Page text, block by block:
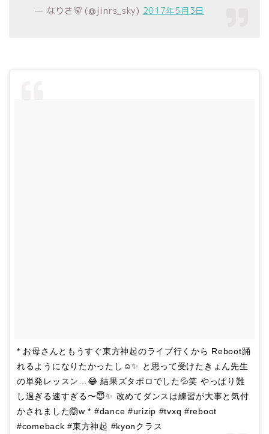
— なりさ🐻 (@jinrs_sky) 2017年5月3日
* お母さんともうすぐ東方神起のライブ行くから Reboot踊
れるようになりたかったし☺️✨ と思って受けたきょん先生
の単発レッスン…😂 結果ズタボロでした💦笑 やっぱり難
し過ぎる速すぎる〜😇✨ 改めてダンスは練習が大事と気付
かされました🙆w * #dance #urizip #tvxq #reboot
#comeback #東方神起 #kyonクラス